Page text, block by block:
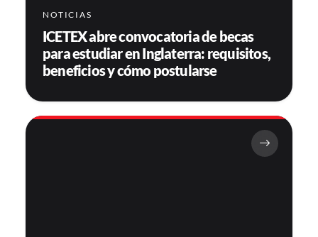
NOTICIAS
ICETEX abre convocatoria de becas
para estudiar en Inglaterra: requisitos,
beneficios y cómo postularse